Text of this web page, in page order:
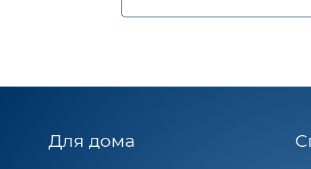
Для дома